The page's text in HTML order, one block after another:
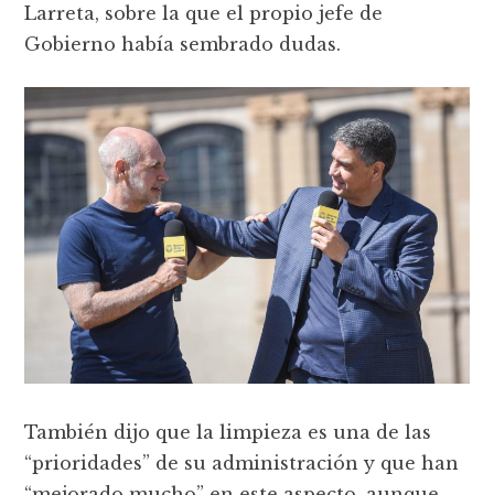
Larreta, sobre la que el propio jefe de
Gobierno había sembrado dudas.
También dijo que la limpieza es una de las
“prioridades” de su administración y que han